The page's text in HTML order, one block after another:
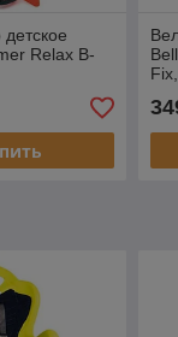
Relax B-